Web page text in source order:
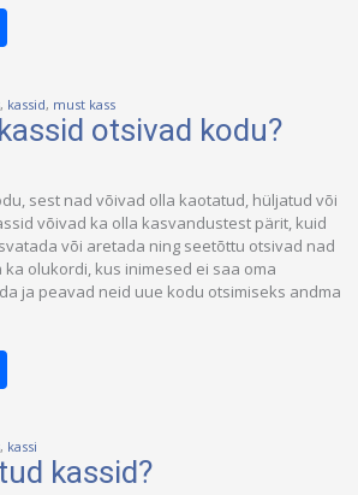
, kassid, must kass
otsivad kodu?
sest nad võivad olla kaotatud, hüljatud või
võivad ka olla kasvandustest pärit, kuid
või aretada ning seetõttu otsivad nad
olukordi, kus inimesed ei saa oma
ja peavad neid uue kodu otsimiseks andma
, kassi
kassid?